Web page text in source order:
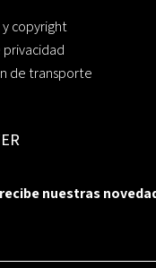
copyright
de transporte
recibe nuestras